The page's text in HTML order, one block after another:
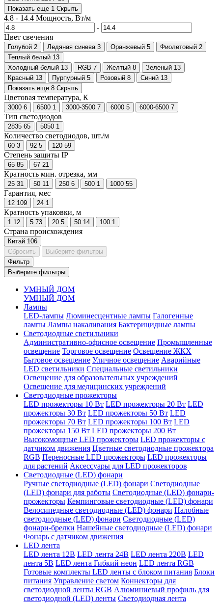
Показать еще 1 Скрыть
4.8 - 14.4 Мощность, Вт/м
-
Цвет свечения
Голубой 2 Ледяная синева 3 Оранжевый 5 Фиолетовый 2
Теплый белый 13
Холодный белый 13 RGB 7 Желтый 8 Зеленый 13
Красный 13 Пурпурный 5 Розовый 8 Синий 13
Показать еще 8 Скрыть
Цветовая температура, К
3000 6 6500 1 3000-3500 7 6000 5 6000-6500 7
Тип светодиодов
2835 65 5050 1
Количество светодиодов, шт./м
60 3 92 5 120 59
Степень защиты IP
65 85 67 21
Кратность мин. отрезка, мм
25 31 50 11 250 6 500 1 1000 55
Гарантия, мес
12 109 24 1
Кратность упаковки, м
1 12 5 73 20 5 50 14 100 1
Страна происхождения
Китай 106
Сбросить
Выберите фильтры
Фильтр
Выберите фильтры
УМНЫЙ ДОМ
УМНЫЙ ДОМ
Лампы
LED-лампы Люминесцентные лампы Галогенные
лампы Лампы накаливания Бактерицидные лампы
Светодиодные светильники
Административно-офисное освещение Промышленные
освещение Торговое освещение Освещение ЖКХ
Бытовое освещение Уличное освещение Аварийные
LED светильники Специальные светильники
Освещение для образовательных учреждений
Освещение для медицинских учреждений
Светодиодные прожекторы
LED прожекторы 10 Вт LED прожекторы 20 Вт LED
прожекторы 30 Вт LED прожекторы 50 Вт LED
прожекторы 70 Вт LED прожекторы 100 Вт LED
прожекторы 150 Вт LED прожекторы 200 Вт
Высокомощные LED прожекторы LED прожекторы с
датчиком движения Цветные светодиодные прожектора
RGB Переносные LED прожекторы LED прожекторы
для растений Аксессуары для LED прожекторов
Светодиодные (LED) фонари
Ручные светодиодные (LED) фонари Светодиодные
(LED) фонари для работы Светодиодные (LED) фонари-
прожекторы Кемпинговые светодиодные (LED) фонари
Велосипедные светодиодные (LED) фонари Налобные
светодиодные (LED) фонари Светодиодные (LED)
фонари-брелки Нашейные светодиодные (LED) фонари
Фонарь с датчиком движения
LED лента
LED лента 12В LED лента 24В LED лента 220В LED
лента 5В LED лента Гибкий неон LED лента RGB
Готовые комплекты LED ленты с блоком питания Блоки
питания Управление светом Коннекторы для
светодиодной ленты RGB Алюминиевый профиль для
светодиодной (LED) ленты Светодиодная лента